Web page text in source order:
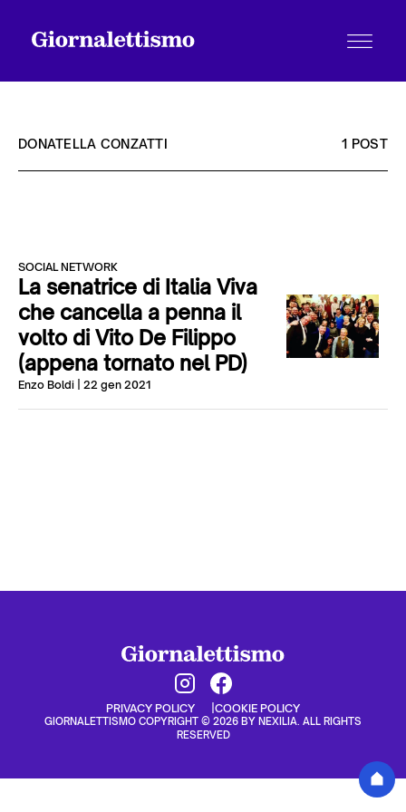
Chi siamo
Contatti
DONATELLA CONZATTI 1 POST
SOCIAL NETWORK
La senatrice di Italia Viva
che cancella a penna il
volto di Vito De Filippo
(appena tornato nel PD)
Enzo Boldi | 22 gen 2021
PRIVACY POLICY COOKIE POLICY
GIORNALETTISMO COPYRIGHT © 2026 BY NEXILIA. ALL RIGHTS
RESERVED